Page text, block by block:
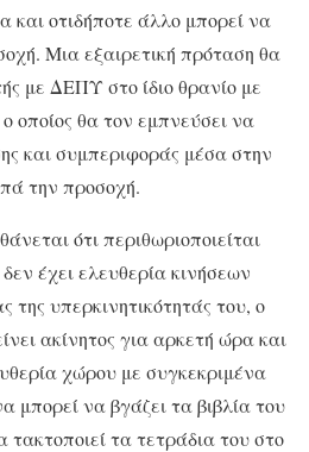
και οτιδήποτε άλλο μπορεί να
Μια εξαιρετική πρόταση θα
με ΔΕΠΥ στο ίδιο θρανίο με
οποίος θα τον εμπνεύσει να
και συμπεριφοράς μέσα στην
την προσοχή.
ότι περιθωριοποιείται
έχει ελευθερία κινήσεων
της υπερκινητικότητάς του, ο
ακίνητος για αρκετή ώρα και
χώρου με συγκεκριμένα
μπορεί να βγάζει τα βιβλία του
τα τετράδια του στο